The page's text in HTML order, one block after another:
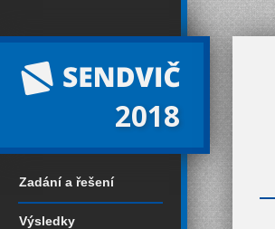
2018
Zadání a řešení
Výsledky